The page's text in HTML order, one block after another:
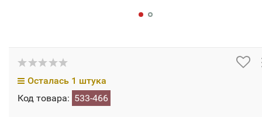
Осталась 1 штука
Код товара: 533-466